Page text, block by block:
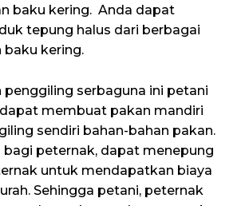
baku kering. Anda dapat
tepung halus dari berbagai
baku kering.
penggiling serbaguna ini petani
membuat pakan mandiri
sendiri bahan-bahan pakan.
bagi peternak, dapat menepung
untuk mendapatkan biaya
Sehingga petani, peternak